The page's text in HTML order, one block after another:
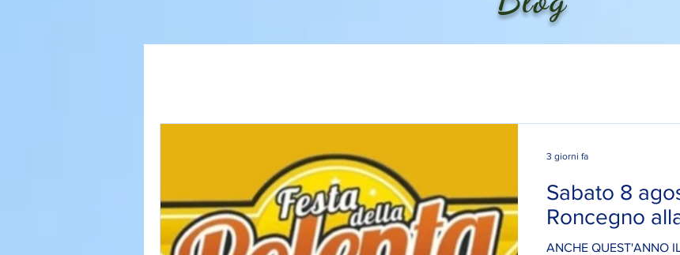
Sabato 8
Roncegno
ANCHE QUEST'ANNO
3 giorni fa